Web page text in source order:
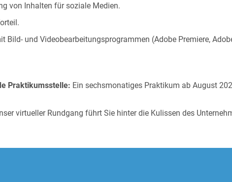
von Inhalten für soziale Medien.
Bild- und Videobearbeitungsprogrammen (Adobe Premiere,
Praktikumsstelle: Ein sechsmonatiges Praktikum ab August
virtueller Rundgang führt Sie hinter die Kulissen des